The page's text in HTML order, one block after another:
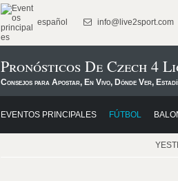
español info@live2sport.com
Pronósticos De Czech 4
Consejos para Apostar, En Vivo, Dónde Ver,
EVENTOS PRINCIPALES FÚTBOL